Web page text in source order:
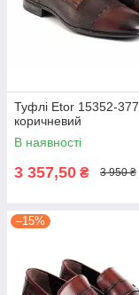
Туфлі Etor 15352-377
коричневий
В наявності
3 357,50 ₴ 3 950 ₴
–15%